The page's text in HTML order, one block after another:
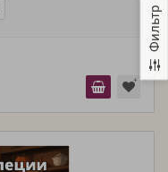
Фильтр